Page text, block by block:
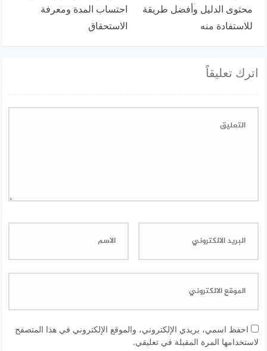
محتوى الدليل وأفضل طريقة
للاستفادة منه
احتساب المدة ومعرفة
الاستحقاق
اترك تعليقاً
احفظ اسمي، بريدي الإلكتروني، والموقع الإلكتروني في هذا المتصفح
لاستخدامها المرة المقبلة في تعليقي.